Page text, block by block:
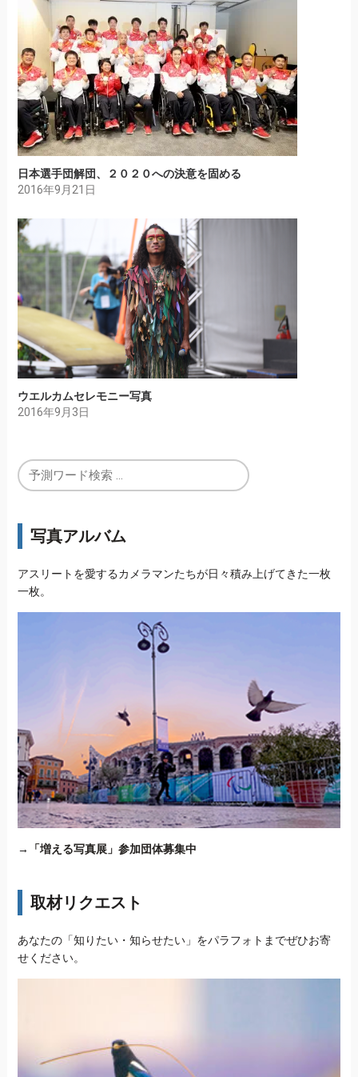
日本選手団解団、２０２０への決意を固める
2016年9月21日
ウエルカムセレモニー写真
2016年9月3日
写真アルバム
アスリートを愛するカメラマンたちが日々積み上げてきた一枚
一枚。
→ 「増える写真展」参加団体募集中
取材リクエスト
あなたの「知りたい・知らせたい」をパラフォトまでぜひお寄
せください。